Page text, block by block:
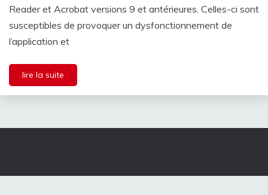
Reader et Acrobat versions 9 et antérieures. Celles-ci sont
susceptibles de provoquer un dysfonctionnement de
l’application et
lire la suite